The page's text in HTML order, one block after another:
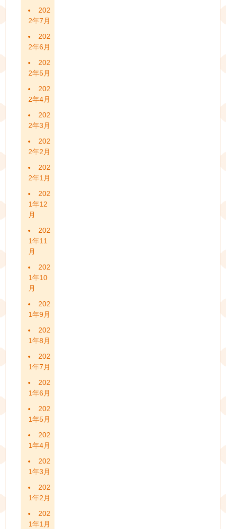
202
2年7月
202
2年6月
202
2年5月
202
2年4月
202
2年3月
202
2年2月
202
2年1月
202
1年12
月
202
1年11
月
202
1年10
月
202
1年9月
202
1年8月
202
1年7月
202
1年6月
202
1年5月
202
1年4月
202
1年3月
202
1年2月
202
1年1月